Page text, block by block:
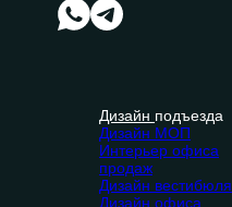
Дизайн подъезда
Дизайн МОП
Интерьер офиса
продаж
Дизайн вестибюля
Дизайн офиса